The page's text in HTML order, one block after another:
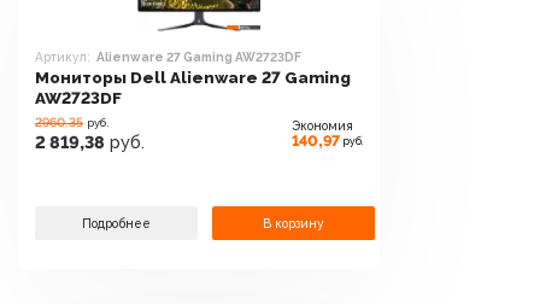
Артикул: Alienware 27 Gaming AW2723DF
Мониторы Dell Alienware 27 Gaming
AW2723DF
2960.35 руб.
2 819,38 руб.
Экономия
140,97 руб.
Подробнее В корзину